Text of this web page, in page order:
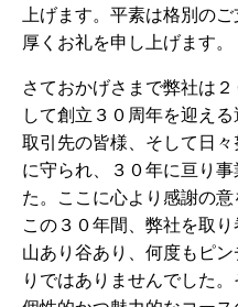
上げます。平素は格別のご
厚くお礼を申し上げます。
さておかげさまで弊社は
して創立３０周年を迎え
取引先の皆様、そして日
に守られ、３０年に亘り
た。ここに心より感謝の意
この３０年間、弊社を取り
山あり谷あり、何度もピ
りではありませんでした